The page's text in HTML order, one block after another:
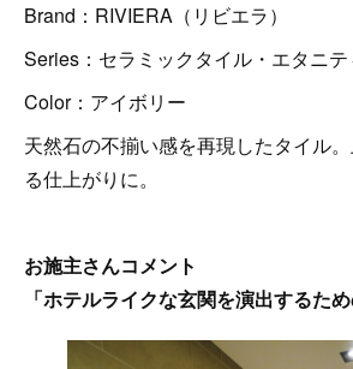
Brand：RIVIERA（リビエラ）
Series：セラミックタイル・エタニテ
Color：アイボリー
天然石の不揃い感を再現したタイル
る仕上がりに。
お施主さんコメント
「ホテルライクな玄関を演出するため